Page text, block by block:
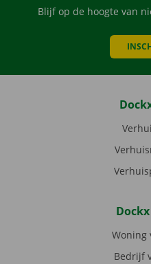
Blijf op de hoogte van
Woning
Bedrijf